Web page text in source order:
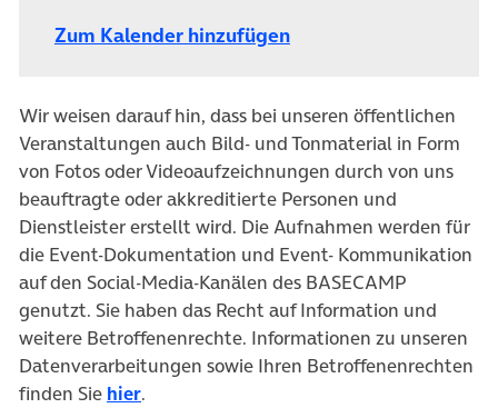
Zum Kalender hinzufügen
Wir weisen darauf hin, dass bei unseren öffentlichen
Veranstaltungen auch Bild- und Tonmaterial in Form
von Fotos oder Videoaufzeichnungen durch von uns
beauftragte oder akkreditierte Personen und
Dienstleister erstellt wird. Die Aufnahmen werden für
die Event-Dokumentation und Event- Kommunikation
auf den Social-Media-Kanälen des BASECAMP
genutzt. Sie haben das Recht auf Information und
weitere Betroffenenrechte. Informationen zu unseren
Datenverarbeitungen sowie Ihren Betroffenenrechten
finden Sie hier.